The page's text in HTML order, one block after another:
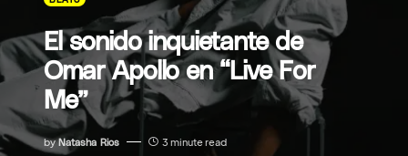
El sonido inquietante de
Omar Apollo en “Live For
Me”
by Natasha Rios 3 minute read